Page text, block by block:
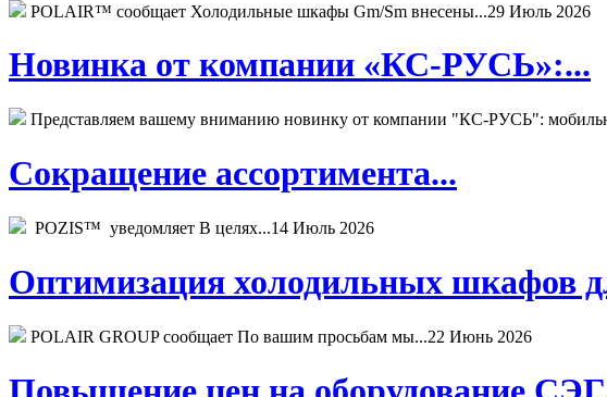
POLAIR™ сообщает Холодильные шкафы Gm/Sm внесены...29 Июль 2026
Новинка от компании «КС-РУСЬ»:...
Представляем вашему вниманию новинку от компании "КС-РУСЬ":
Сокращение ассортимента...
POZIS™ уведомляет В целях...14 Июль 2026
Оптимизация холодильных шкафов
POLAIR GROUP сообщает По вашим просьбам мы...22 Июнь 2026